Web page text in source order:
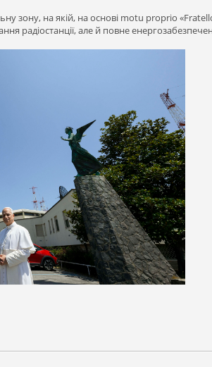
зону, на якій, на основі motu proprio
радіостанції, але й повне